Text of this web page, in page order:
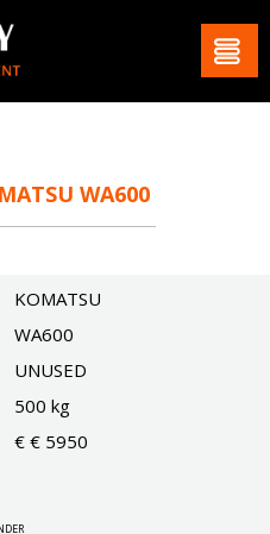
WA600
KOMATSU
WA600
UNUSED
500 kg
€ € 5950